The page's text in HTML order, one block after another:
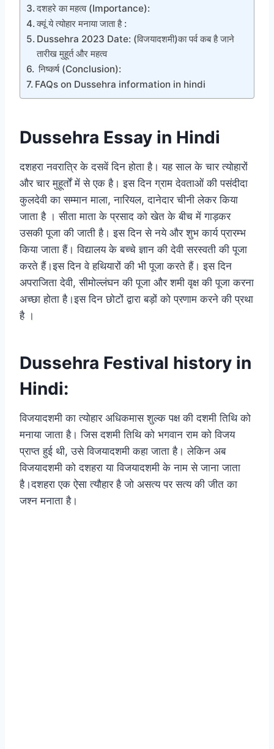
दशहरे का महत्व (Importance):
क्यूं ये त्योहार मनाया जाता है :
Dussehra 2023 Date: (विजयादशमी)का पर्व कब है जाने
तारीख मुहूर्त और महत्व
निष्कर्ष (Conclusion):
FAQs on Dussehra information in hindi
Dussehra Essay in Hindi
दशहरा नवरात्रि के दसवें दिन होता है। यह साल के चार त्योहारों
और चार मुहूर्तों में से एक है। इस दिन ग्राम देवताओं की पसंदीदा
कुलदेवी का सम्मान माला, नारियल, दानेदार चीनी लेकर किया
जाता है । सीता माता के प्रसाद को खेत के बीच में गाड़कर
उसकी पूजा की जाती है। इस दिन से नये और शुभ कार्य प्रारम्भ
किया जाता हैं। विद्यालय के बच्चे ज्ञान की देवी सरस्वती की पूजा
करते हैं।इस दिन वे हथियारों की भी पूजा करते हैं। इस दिन
अपराजिता देवी, सीमोल्लंघन की पूजा और शमी वृक्ष की पूजा करना
अच्छा होता है।इस दिन छोटों द्वारा बड़ों को प्रणाम करने की प्रथा
है ।
Dussehra Festival history in
Hindi:
विजयादशमी का त्योहार अधिकमास शुल्क पक्ष की दशमी तिथि को
मनाया जाता है। जिस दशमी तिथि को भगवान राम को विजय
प्राप्त हुई थी, उसे विजयादशमी कहा जाता है। लेकिन अब
विजयादशमी को दशहरा या विजयादशमी के नाम से जाना जाता
है।दशहरा एक ऐसा त्यौहार है जो असत्य पर सत्य की जीत का
जश्न मनाता है।